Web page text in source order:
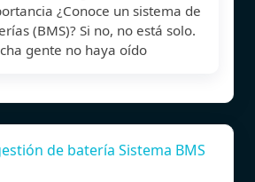
¿Conoce un sistema de
(BMS)? Si no, no está solo.
gente no haya oído
de batería Sistema BMS